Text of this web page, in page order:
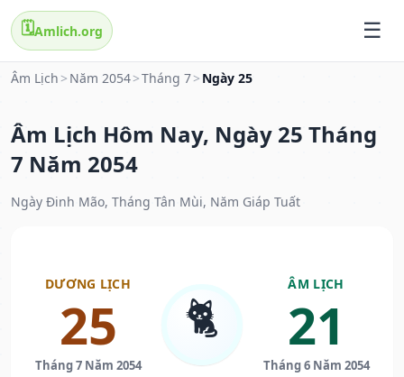
🗓️Amlich.org
Âm Lịch > Năm 2054>Tháng 7> Ngày 25
Âm Lịch Hôm Nay, Ngày 25 Tháng
7 Năm 2054
Ngày Đinh Mão, Tháng Tân Mùi, Năm Giáp Tuất
DƯƠNG LỊCH
25
Tháng 7 Năm 2054
🐈
ÂM LỊCH
21
Tháng 6 Năm 2054